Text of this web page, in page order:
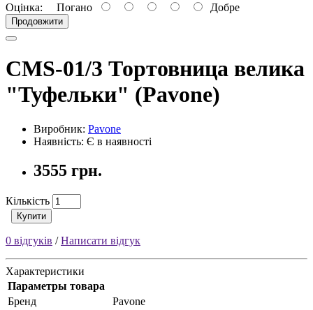
Оцінка: Погано Добре
Продовжити
CMS-01/3 Тортовница велика
"Туфельки" (Pavone)
Виробник: Pavone
Наявність: Є в наявності
3555 грн.
Кількість
Купити
0 відгуків /Написати відгук
Характеристики
Параметры товара
Бренд
Pavone